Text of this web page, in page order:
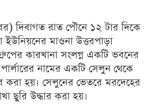
দিবাগত রাত পৌনে ১২ টার দিকে
মাওনা উত্তরপাড়া
কারখানা সংলগ্ন একটি ভবনের
নামের একটি সেলুন থেকে
করা হয়। সেলুনের ভেতরে মরদেহের
ছুরি উদ্ধার করা হয়।